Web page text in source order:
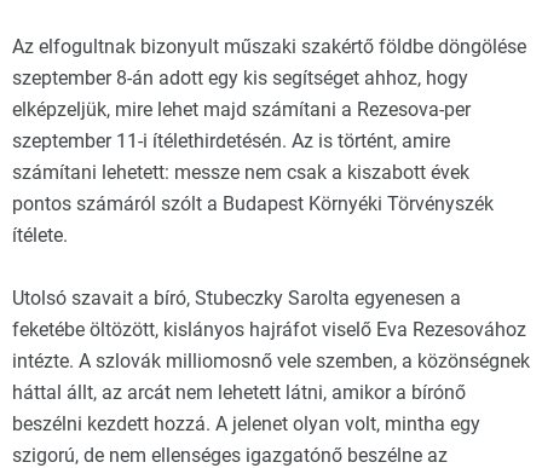
Az elfogultnak bizonyult műszaki szakértő földbe döngölése
szeptember 8-án adott egy kis segítséget ahhoz, hogy
elképzeljük, mire lehet majd számítani a Rezesova-per
szeptember 11-i ítélethirdetésén. Az is történt, amire
számítani lehetett: messze nem csak a kiszabott évek
pontos számáról szólt a Budapest Környéki Törvényszék
ítélete.
Utolsó szavait a bíró, Stubeczky Sarolta egyenesen a
feketébe öltözött, kislányos hajráfot viselő Eva Rezesovához
intézte. A szlovák milliomosnő vele szemben, a közönségnek
háttal állt, az arcát nem lehetett látni, amikor a bírónő
beszélni kezdett hozzá. A jelenet olyan volt, mintha egy
szigorú, de nem ellenséges igazgatónő beszélne az